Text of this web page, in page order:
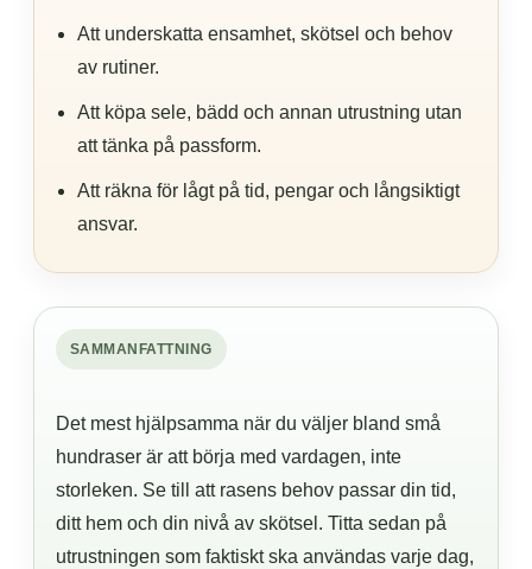
Att underskatta ensamhet, skötsel och behov
av rutiner.
Att köpa sele, bädd och annan utrustning utan
att tänka på passform.
Att räkna för lågt på tid, pengar och långsiktigt
ansvar.
SAMMANFATTNING
Det mest hjälpsamma när du väljer bland små
hundraser är att börja med vardagen, inte
storleken. Se till att rasens behov passar din tid,
ditt hem och din nivå av skötsel. Titta sedan på
utrustningen som faktiskt ska användas varje dag,